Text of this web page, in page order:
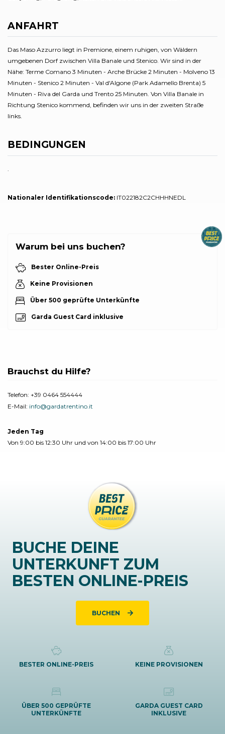
ANFAHRT
Das Maso Azzurro liegt in Premione, einem ruhigen, von Wäldern
umgebenen Dorf zwischen Villa Banale und Stenico. Wir sind in der
Nähe: Terme Comano 3 Minuten - Arche Brücke 2 Minuten - Molveno 13
Minuten - Stenico 2 Minuten - Val d'Algone (Park Adamello Brenta) 5
Minuten - Riva del Garda und Trento 25 Minuten. Von Villa Banale in
Richtung Stenico kommend, befinden wir uns in der zweiten Straße
links.
BEDINGUNGEN
.
Nationaler Identifikationscode: IT022182C2CHHHNEDL
Warum bei uns buchen?
Bester Online-Preis
Keine Provisionen
Über 500 geprüfte Unterkünfte
Garda Guest Card inklusive
Brauchst du Hilfe?
Telefon: +39 0464 554444
E-Mail: info@gardatrentino.it
Jeden Tag
Von 9:00 bis 12:30 Uhr und von 14:00 bis 17:00 Uhr
BUCHE DEINE
UNTERKUNFT ZUM
BESTEN ONLINE-PREIS
BUCHEN
BESTER ONLINE-PREIS KEINE PROVISIONEN
ÜBER 500 GEPRÜFTE
UNTERKÜNFTE
GARDA GUEST CARD
INKLUSIVE